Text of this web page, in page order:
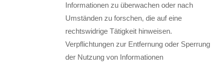
Informationen zu überwachen oder nach
Umständen zu forschen, die auf eine
rechtswidrige Tätigkeit hinweisen.
Verpflichtungen zur Entfernung oder Sperrung
der Nutzung von Informationen